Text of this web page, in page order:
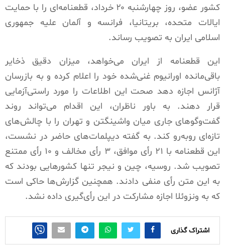
کشور عضو، روز چهارشنبه ۲۰ خرداد، قطعنامه‌ای را با حمایت
ایالات متحده، بریتانیا، فرانسه و آلمان علیه جمهوری
اسلامی ایران به تصویب رساند.
این قطعنامه از ایران می‌خواهد، میزان دقیق ذخایر
باقی‌مانده اورانیوم غنی‌شده خود را اعلام کرده و به بازرسان
آژانس اجازه دهد صحت این اطلاعات را مورد راستی‌آزمایی
قرار دهند. به باور ناظران، این اقدام می‌تواند روند
گفت‌وگوهای جاری میان واشینگتن و تهران را با چالش‌های
تازه‌ای روبه‌رو کند. به گفته دیپلمات‌های حاضر در نشست،
این قطعنامه با ۲۱ رأی موافق، ۳ رأی مخالف و ۱۰ رأی ممتنع
تصویب شد. روسیه، چین و نیجر تنها کشورهایی بودند که
به این متن رأی منفی دادند. همچنین گزارش‌ها حاکی است
که به ونزوئلا اجازه مشارکت در این رأی‌گیری داده نشد.
اشتراک گذاری